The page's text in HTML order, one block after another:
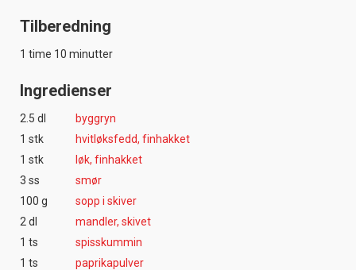
Tilberedning
1 time 10 minutter
Ingredienser
2.5 dl
byggryn
1 stk
hvitløksfedd, finhakket
1 stk
løk, finhakket
3 ss
smør
100 g
sopp i skiver
2 dl
mandler, skivet
1 ts
spisskummin
1 ts
paprikapulver